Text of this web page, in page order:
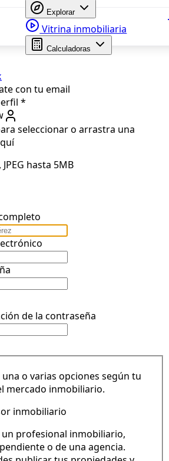
Explorar
Vitrina inmobiliaria
Calculadoras
con tu email
*
seleccionaro arrastra una
JPEG hasta 5MB
de la contraseña
una o varias opciones según tu
mercado inmobiliario.
inmobiliario
un profesional inmobiliario,
o de una agencia.